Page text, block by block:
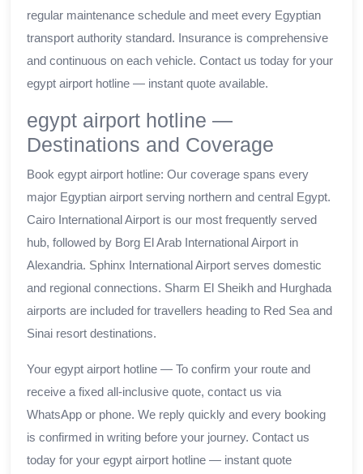
regular maintenance schedule and meet every Egyptian
transport authority standard. Insurance is comprehensive
and continuous on each vehicle. Contact us today for your
egypt airport hotline — instant quote available.
egypt airport hotline —
Destinations and Coverage
Book egypt airport hotline: Our coverage spans every
major Egyptian airport serving northern and central Egypt.
Cairo International Airport is our most frequently served
hub, followed by Borg El Arab International Airport in
Alexandria. Sphinx International Airport serves domestic
and regional connections. Sharm El Sheikh and Hurghada
airports are included for travellers heading to Red Sea and
Sinai resort destinations.
Your egypt airport hotline — To confirm your route and
receive a fixed all-inclusive quote, contact us via
WhatsApp or phone. We reply quickly and every booking
is confirmed in writing before your journey. Contact us
today for your egypt airport hotline — instant quote